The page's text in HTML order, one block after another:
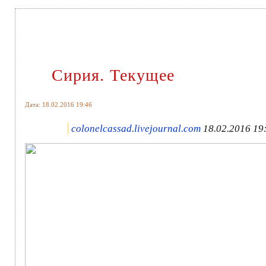
Сирия. Текущее
Дата: 18.02.2016 19:46
colonelcassad.livejournal.com 18.02.2016